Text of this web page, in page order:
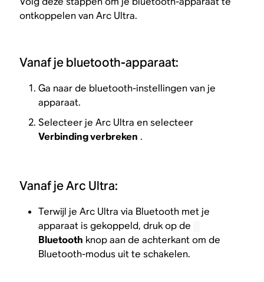
ontkoppelen van Arc Ultra.
Vanaf je bluetooth-apparaat:
Ga naar de bluetooth-instellingen van je
apparaat.
Selecteer je Arc Ultra en selecteer
Verbinding verbreken .
Vanaf je Arc Ultra:
Terwijl je Arc Ultra via Bluetooth met je
apparaat is gekoppeld, druk op de
Bluetooth knop aan de achterkant om de
Bluetooth-modus uit te schakelen.